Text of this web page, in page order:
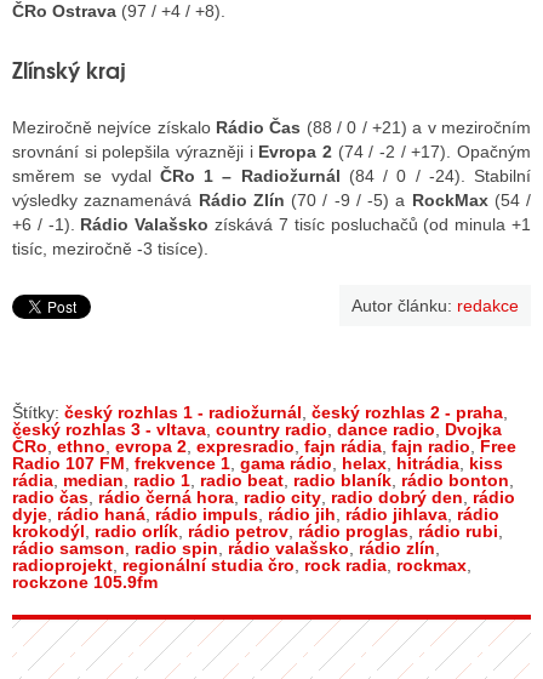
ČRo Ostrava (97 / +4 / +8).
Zlínský kraj
Meziročně nejvíce získalo Rádio Čas (88 / 0 / +21) a v meziročním
srovnání si polepšila výrazněji i Evropa 2 (74 / -2 / +17). Opačným
směrem se vydal ČRo 1 – Radiožurnál (84 / 0 / -24). Stabilní
výsledky zaznamenává Rádio Zlín (70 / -9 / -5) a RockMax(54 /
+6 / -1). Rádio Valašsko získává 7 tisíc posluchačů (od minula +1
tisíc, meziročně -3 tisíce).
Autor článku: redakce
Štítky: český rozhlas 1 - radiožurnál český rozhlas 2 - praha
český rozhlas 3 - vltava country radio dance radio
Dvojka
ČRo ethno evropa 2 expresradio fajn rádia fajn radio
Free
Radio 107 FM frekvence 1 gama rádio helax hitrádia kiss
rádia median radio 1 radio beat radio blaník rádio bonton
radio čas rádio černá hora radio city radio dobrý den
rádio
dyje rádio haná rádio impuls rádio jih rádio jihlava rádio
krokodýl
radio orlík rádio petrov rádio proglas rádio rubi
rádio samson
radio spin rádio valašsko rádio zlín
radioprojekt regionální studia čro rock radia rockmax
rockzone 105.9fm